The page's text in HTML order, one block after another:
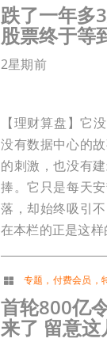
跌了一年多
股票终于等
2星期前
【理财算盘】它
没有数据中心的
的刺激，也没有
捧。它只是每天
落，却始终吸引
在本栏的正是这样
专题 ， 付费会员 ，
首轮800亿
来了 留意这